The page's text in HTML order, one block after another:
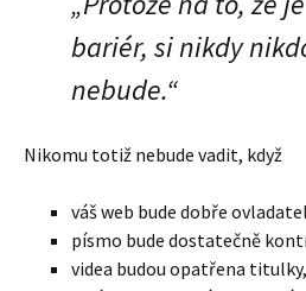
bariér, si nikdy
nebude.“
Nikomu totiž nebude vadit, když
váš web bude dobře
písmo bude dostatečně
videa budou opatřena titulky,